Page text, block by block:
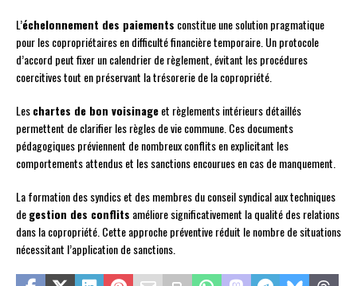
L’échelonnement des paiements constitue une solution pragmatique
pour les copropriétaires en difficulté financière temporaire. Un protocole
d’accord peut fixer un calendrier de règlement, évitant les procédures
coercitives tout en préservant la trésorerie de la copropriété.
Leschartes de bon voisinageet règlements intérieurs détaillés
permettent de clarifier les règles de vie commune. Ces documents
pédagogiques préviennent de nombreux conflits en explicitant les
comportements attendus et les sanctions encourues en cas de manquement.
La formation des syndics et des membres du conseil syndical aux techniques
degestion des conflits améliore significativement la qualité des relations
dans la copropriété. Cette approche préventive réduit le nombre de situations
nécessitant l’application de sanctions.